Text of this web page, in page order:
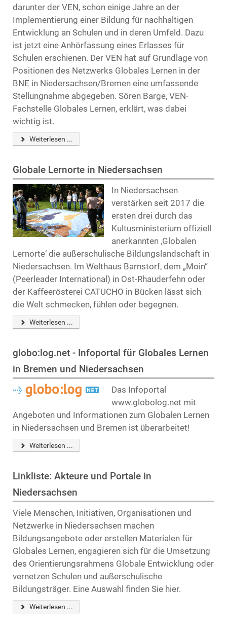
darunter der VEN, schon einige Jahre an der
Implementierung einer Bildung für nachhaltigen
Entwicklung an Schulen und in deren Umfeld. Dazu
ist jetzt eine Anhörfassung eines Erlasses für
Schulen erschienen. Der VEN hat auf Grundlage von
Positionen des Netzwerks Globales Lernen in der
BNE in Niedersachsen/Bremen eine umfassende
Stellungnahme abgegeben. Sören Barge, VEN-
Fachstelle Globales Lernen, erklärt, was dabei
wichtig ist.
Weiterlesen ...
Globale Lernorte in Niedersachsen
In Niedersachsen
verstärken seit 2017 die
ersten drei durch das
Kultusministerium offiziell
anerkannten ‚Globalen
Lernorte‘ die außerschulische Bildungslandschaft in
Niedersachsen. Im Welthaus Barnstorf, dem „Moin“
(Peerleader International) in Ost-Rhauderfehn oder
der Kaffeerösterei CATUCHO in Bücken lässt sich
die Welt schmecken, fühlen oder begegnen.
Weiterlesen ...
globo:log.net - Infoportal für Globales Lernen
in Bremen und Niedersachsen
Das Infoportal
www.globolog.net mit
Angeboten und Informationen zum Globalen Lernen
in Niedersachsen und Bremen ist überarbeitet!
Weiterlesen ...
Linkliste: Akteure und Portale in
Niedersachsen
Viele Menschen, Initiativen, Organisationen und
Netzwerke in Niedersachsen machen
Bildungsangebote oder erstellen Materialen für
Globales Lernen, engagieren sich für die Umsetzung
des Orientierungsrahmens Globale Entwicklung oder
vernetzen Schulen und außerschulische
Bildungsträger. Eine Auswahl finden Sie hier.
Weiterlesen ...